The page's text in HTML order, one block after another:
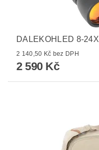
DALEKOHLED 8-
2 140,50 Kč bez DPH
2 590 Kč